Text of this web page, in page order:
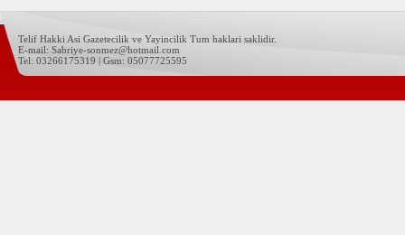
Telif Hakki Asi Gazetecilik ve Yayincilik Tum haklari saklidir.
E-mail: Sabriye-sonmez@hotmail.com
Tel: 03266175319 | Gsm: 05077725595